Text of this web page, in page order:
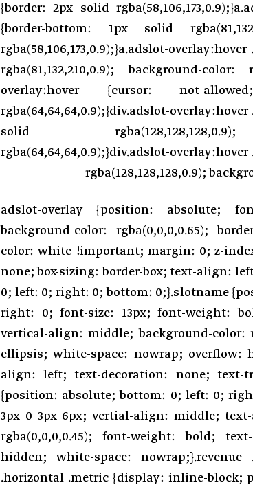
{border: 2px solid
{border-bottom: 1px solid
rgba(58,106,173,0.9);}a.adslot-
rgba(81,132,210,0.9); background-color:
overlay:hover {cursor: not-
rgba(64,64,64,0.9);}div.adslot-
solid
rgba(64,64,64,0.9);}div.adslot-
rgba(128,128,128,0.9);
.adslot-overlay {position: absolute;
background-color: rgba(0,0,0,0.65);
color: white !important; margin: 0; z-
none; box-sizing: border-box; text-align:
0; left: 0; right: 0; bottom: 0;}.slotname
right: 0; font-size: 13px; font-weight:
vertical-align: middle; background-color:
ellipsis; white-space: nowrap; overflow:
align: left; text-decoration: none; text-
{position: absolute; bottom: 0; left: 0;
3px 0 3px 6px; vertial-align: middle;
rgba(0,0,0,0.45); font-weight: bold;
hidden; white-space: nowrap;}.revenue
.horizontal .metric {display: inline-block;